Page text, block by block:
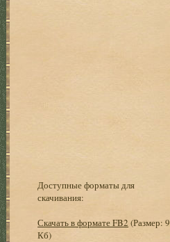
Доступные форматы для
скачивания:
Скачать в формате FB2 (Размер: 9
Кб)